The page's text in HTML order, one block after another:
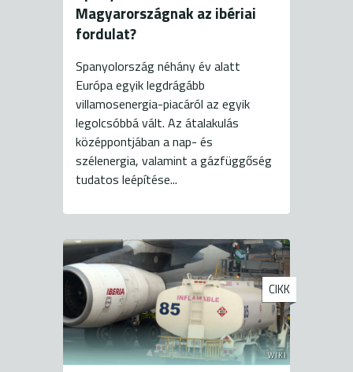
Magyarországnak az ibériai
fordulat?
Spanyolország néhány év alatt
Európa egyik legdrágább
villamosenergia-piacáról az egyik
legolcsóbbá vált. Az átalakulás
középpontjában a nap- és
szélenergia, valamint a gázfüggőség
tudatos leépítése...
WIKI
CIKK